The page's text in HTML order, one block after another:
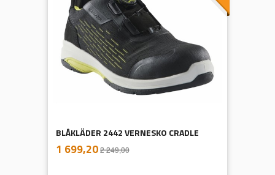
BLÅKLÄDER 2442 VERNESKO CRADLE
Tilbud
1 699,202 249,00mva.